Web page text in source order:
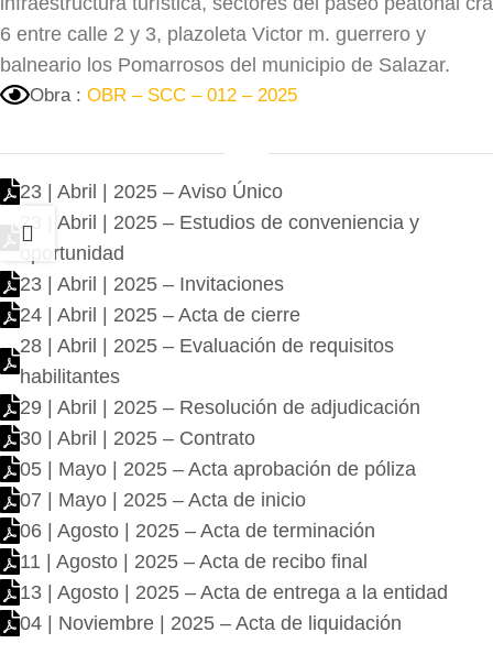
6 entre calle 2 y 3, plazoleta Victor m. guerrero y
balneario los Pomarrosos del municipio de Salazar.
Obra : OBR – SCC – 012 – 2025
23 | Abril | 2025 – Aviso Único
23 | Abril | 2025 – Estudios de conveniencia y
oportunidad
23 | Abril | 2025 – Invitaciones
24 | Abril | 2025 – Acta de cierre
28 | Abril | 2025 – Evaluación de requisitos
habilitantes
29 | Abril | 2025 – Resolución de adjudicación
30 | Abril | 2025 – Contrato
05 | Mayo | 2025 – Acta aprobación de póliza
07 | Mayo | 2025 – Acta de inicio
06 | Agosto | 2025 – Acta de terminación
11 | Agosto | 2025 – Acta de recibo final
13 | Agosto | 2025 – Acta de entrega a la entidad
04 | Noviembre | 2025 – Acta de liquidación